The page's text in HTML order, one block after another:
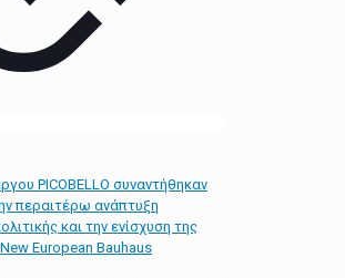
PICOBELLO συναντήθηκαν
περαιτέρω ανάπτυξη
και την ενίσχυση της
European Bauhaus